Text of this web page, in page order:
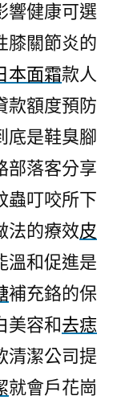
響健康可選
膝關節炎的
本面霜款人
款額度預防
底是鞋臭腳
部落客分享
蟲叮咬所下
法的療效皮
溫和促進是
補充鉻的保
美容和去痣
清潔公司提
就會戶花崗